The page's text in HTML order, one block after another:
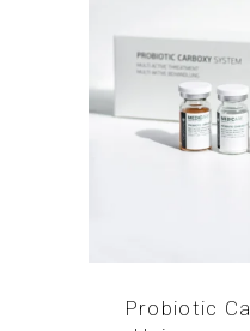
Probiotic